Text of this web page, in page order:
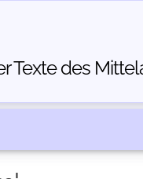
Texte des